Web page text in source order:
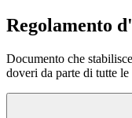
Regolamento
Documento che
doveri da parte di tutte